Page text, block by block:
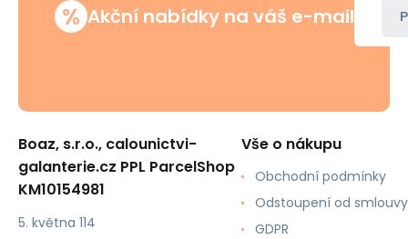
% Akční nabídky na váš e-mail
Boaz, s.r.o., calounictvi-
galanterie.cz PPL ParcelShop
KM10154981
5. května 114
Vše o nákupu
Obchodní podmínky
Odstoupení od smlouvy
GDPR